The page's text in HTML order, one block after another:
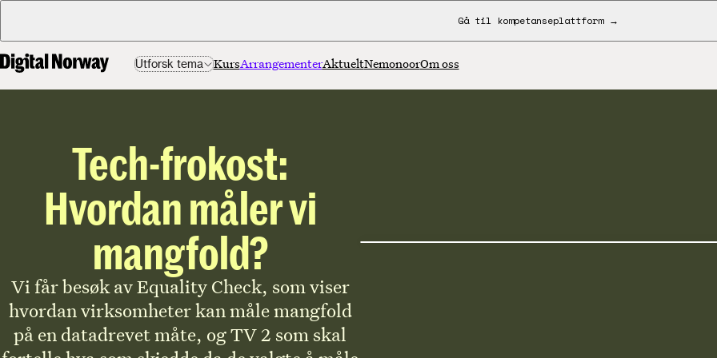
Gå til kompetanseplattform →
Utforsk tema KursArrangementerAktueltNemonoorOm oss
Tech-frokost:
Hvordan måler vi
mangfold?
Vi får besøk av Equality Check, som viser
hvordan virksomheter kan måle mangfold
på en datadrevet måte, og TV 2 som skal